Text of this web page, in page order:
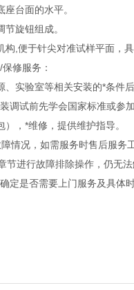
台面的水平。
旋钮组成。
,便于针尖对准试样平面，
修服务：
实验室等相关安装的*条件
调试前先学会国家标准或参
，*维修，提供维护指导。
情况，如需服务时售后服
节进行故障排除操作，仍无
定是否需要上门服务及具体